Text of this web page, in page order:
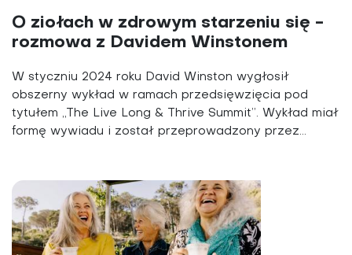
O ziołach w zdrowym starzeniu się -
rozmowa z Davidem Winstonem
W styczniu 2024 roku David Winston wygłosił
obszerny wykład w ramach przedsięwzięcia pod
tytułem „The Live Long & Thrive Summit”. Wykład miał
formę wywiadu i został przeprowadzony przez...